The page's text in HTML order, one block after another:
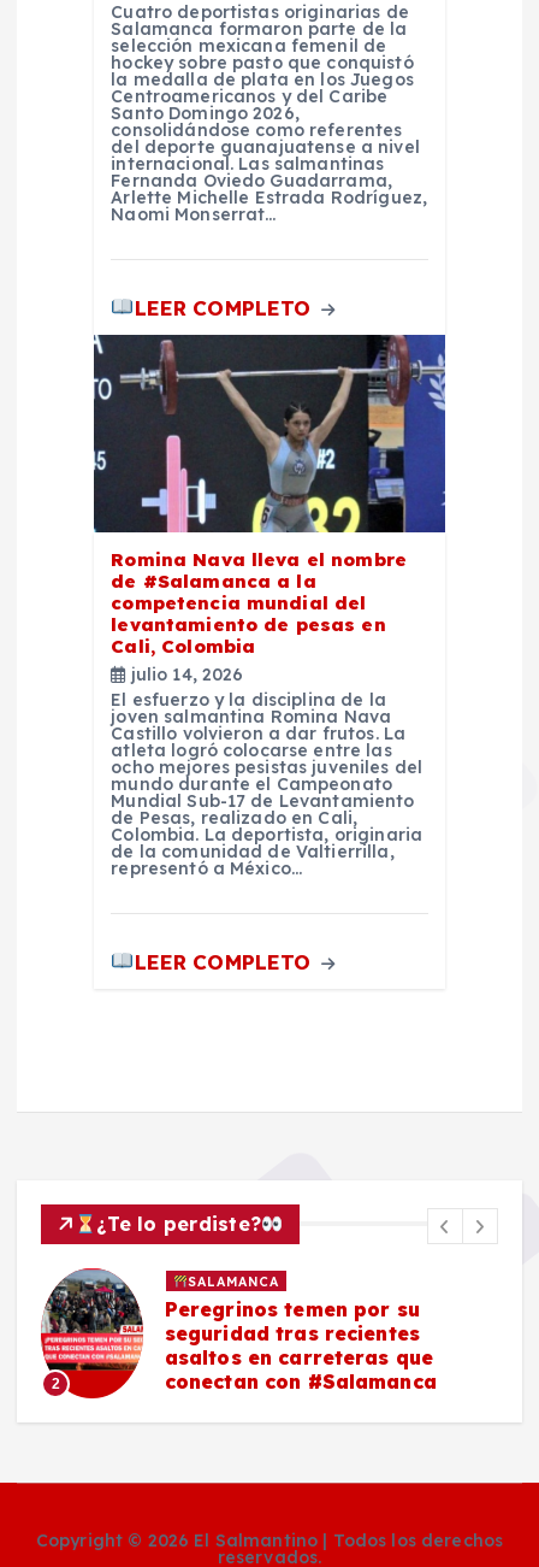
Cuatro deportistas originarias de
Salamanca formaron parte de la
selección mexicana femenil de
hockey sobre pasto que conquistó
la medalla de plata en los Juegos
Centroamericanos y del Caribe
Santo Domingo 2026,
consolidándose como referentes
del deporte guanajuatense a nivel
internacional. Las salmantinas
Fernanda Oviedo Guadarrama,
Arlette Michelle Estrada Rodríguez,
Naomi Monserrat…
LEER COMPLETO
Romina Nava lleva el nombre
de #Salamanca a la
competencia mundial del
levantamiento de pesas en
Cali, Colombia
julio 14, 2026
El esfuerzo y la disciplina de la
joven salmantina Romina Nava
Castillo volvieron a dar frutos. La
atleta logró colocarse entre las
ocho mejores pesistas juveniles del
mundo durante el Campeonato
Mundial Sub-17 de Levantamiento
de Pesas, realizado en Cali,
Colombia. La deportista, originaria
de la comunidad de Valtierrilla,
representó a México…
LEER COMPLETO
¿Te lo perdiste?
2
SALAMANCA
Peregrinos temen por su
seguridad tras recientes
asaltos en carreteras que
conectan con #Salamanca
Copyright © 2026 El Salmantino | Todos los derechos
reservados.